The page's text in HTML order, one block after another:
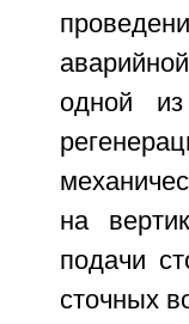
одной
на
подачи
сточных